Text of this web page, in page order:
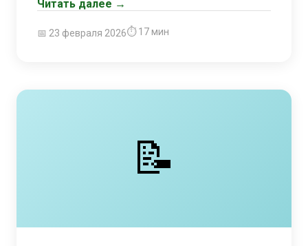
Читать далее →
📅 23 февраля 2026⏱ 17 мин
📝